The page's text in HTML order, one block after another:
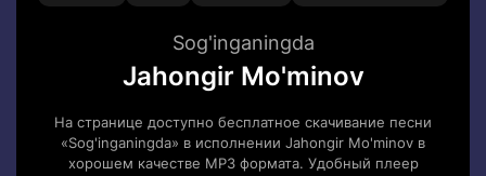
Sog'inganingda
Jahongir Mo'minov
На странице доступно бесплатное скачивание песни
«Sog'inganingda» в исполнении Jahongir Mo'minov в
хорошем качестве MP3 формата. Удобный плеер